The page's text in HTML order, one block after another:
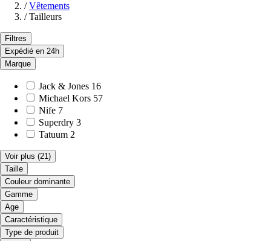
/ Vêtements
/ Tailleurs
Filtres
Expédié en 24h
Marque
Jack & Jones 16
Michael Kors 57
Nife 7
Superdry 3
Tatuum 2
Voir plus (21)
Taille
Couleur dominante
Gamme
Age
Caractéristique
Type de produit